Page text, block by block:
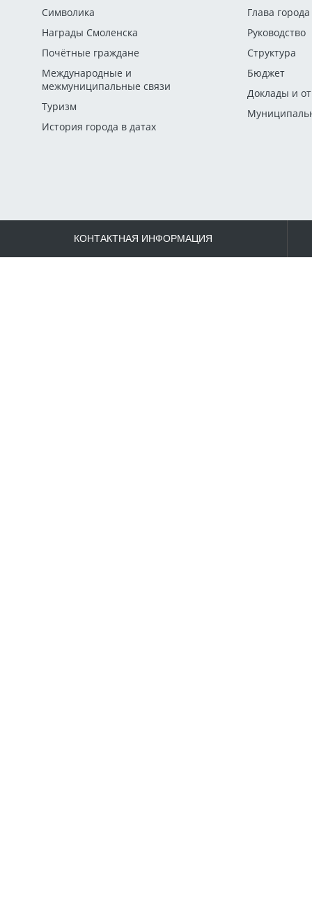
Символика
Награды Смоленска
Почётные граждане
Международные и
межмуниципальные связи
Туризм
История города в датах
Глава города
Руководство
Структура
Бюджет
Доклады и
КОНТАКТНАЯ ИНФОРМАЦИЯ